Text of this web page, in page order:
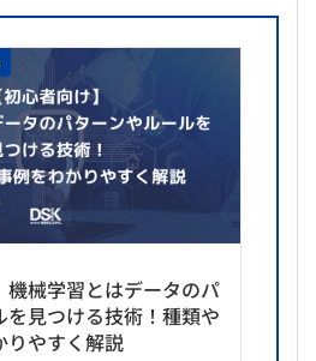
機械学習とはデータのパ
を見つける技術！種類や
りやすく解説